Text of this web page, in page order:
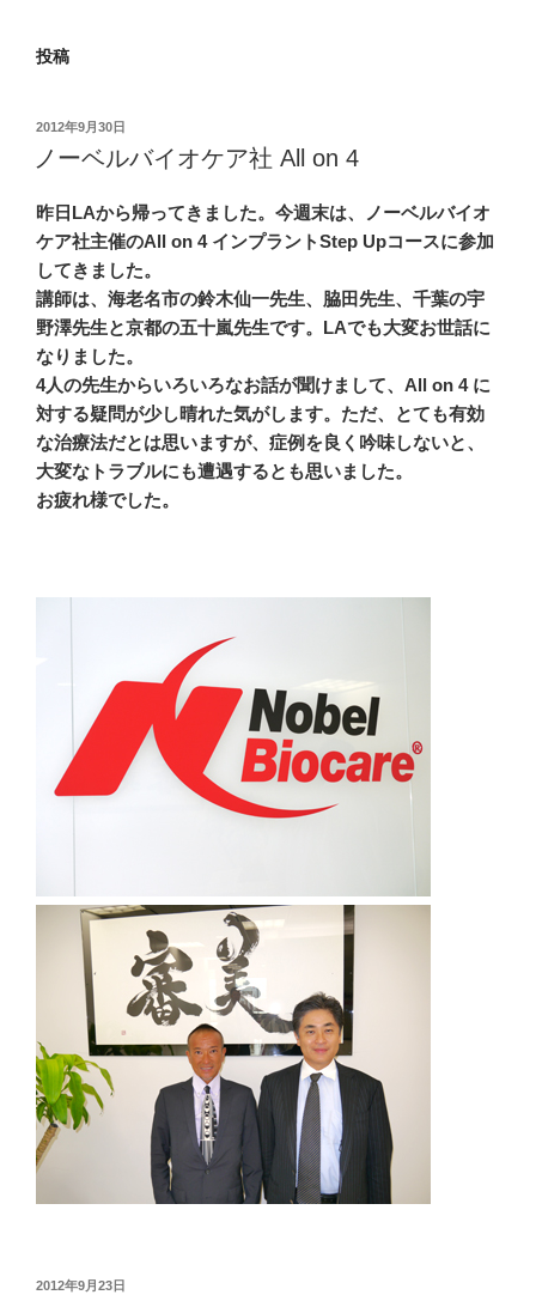
投稿
投
日:
2012年9月30日
ノーベルバイオケア社 All on 4
昨日LAから帰ってきました。今週末は、ノーベルバイオ
ケア社主催のAll on 4 インプラントStep Upコースに参加
してきました。
講師は、海老名市の鈴木仙一先生、脇田先生、千葉の宇
野澤先生と京都の五十嵐先生です。LAでも大変お世話に
なりました。
4人の先生からいろいろなお話が聞けまして、All on 4 に
対する疑問が少し晴れた気がします。ただ、とても有効
な治療法だとは思いますが、症例を良く吟味しないと、
大変なトラブルにも遭遇するとも思いました。
お疲れ様でした。
投
2012年9月23日